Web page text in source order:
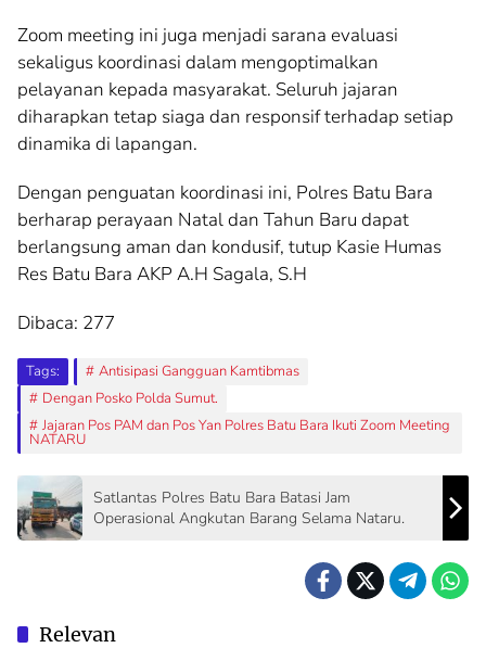
Zoom meeting ini juga menjadi sarana evaluasi
sekaligus koordinasi dalam mengoptimalkan
pelayanan kepada masyarakat. Seluruh jajaran
diharapkan tetap siaga dan responsif terhadap setiap
dinamika di lapangan.
Dengan penguatan koordinasi ini, Polres Batu Bara
berharap perayaan Natal dan Tahun Baru dapat
berlangsung aman dan kondusif, tutup Kasie Humas
Res Batu Bara AKP A.H Sagala, S.H
Dibaca: 277
Tags:
Antisipasi Gangguan Kamtibmas
Dengan Posko Polda Sumut.
Jajaran Pos PAM dan Pos Yan Polres Batu Bara Ikuti Zoom Meeting
NATARU
Satlantas Polres Batu Bara Batasi Jam
Operasional Angkutan Barang Selama Nataru.
Relevan